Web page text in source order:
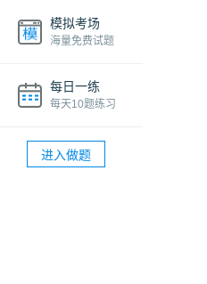
模拟考场
海量免费试题
每日一练
每天10题练习
进入做题